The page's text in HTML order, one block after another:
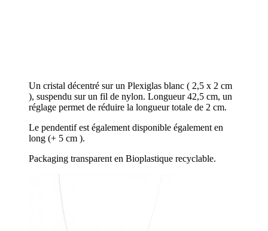
Un cristal décentré sur un Plexiglas blanc ( 2,5 x 2 cm
), suspendu sur un fil de nylon. Longueur 42,5 cm, un
réglage permet de réduire la longueur totale de 2 cm.
Le pendentif est également disponible également en
long (+ 5 cm ).
Packaging transparent en Bioplastique recyclable.